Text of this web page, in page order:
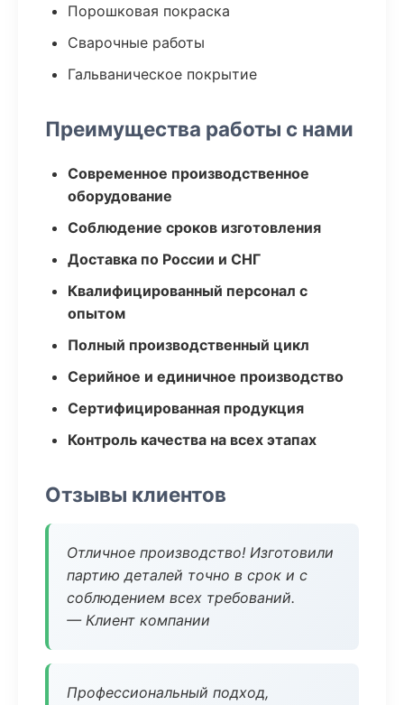
Порошковая покраска
Сварочные работы
Гальваническое покрытие
Преимущества работы с нами
Современное производственное
оборудование
Соблюдение сроков изготовления
Доставка по России и СНГ
Квалифицированный персонал с
опытом
Полный производственный цикл
Серийное и единичное производство
Сертифицированная продукция
Контроль качества на всех этапах
Отзывы клиентов
Отличное производство! Изготовили
партию деталей точно в срок и с
соблюдением всех требований.
— Клиент компании
Профессиональный подход,